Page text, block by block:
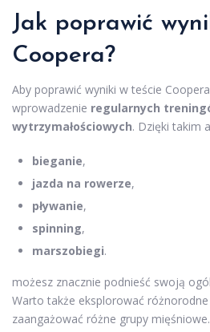
Jak poprawić
Coopera?
Aby poprawić wyniki w teście
wprowadzenie regularnych
wytrzymałościowych. Dzięki takim
bieganie,
jazda na rowerze,
pływanie,
spinning,
marszobiegi.
możesz znacznie podnieść swoją
Warto także eksplorować
zaangażować różne grupy mięśniowe.